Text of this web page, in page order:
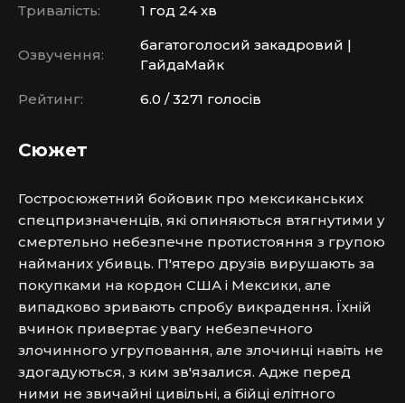
Тривалість: 1 год 24 хв
Озвучення:
багатоголосий закадровий |
ГайдаМайк
Рейтинг:
6.0 / 3271 голосів
Сюжет
Гостросюжетний бойовик про мексиканських
спецпризначенців, які опиняються втягнутими у
смертельно небезпечне протистояння з групою
найманих убивць. П'ятеро друзів вирушають за
покупками на кордон США і Мексики, але
випадково зривають спробу викрадення. Їхній
вчинок привертає увагу небезпечного
злочинного угруповання, але злочинці навіть не
здогадуються, з ким зв'язалися. Адже перед
ними не звичайні цивільні, а бійці елітного